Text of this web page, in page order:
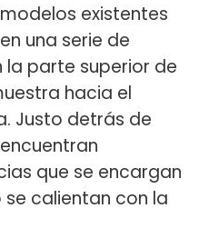
existentes
una serie de
la parte superior de
hacia el
Justo detrás de
que se encargan
calientan con la